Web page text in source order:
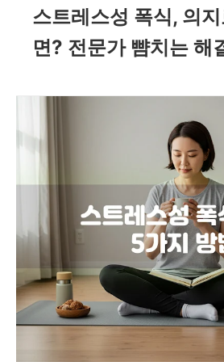
스트레스성 폭식, 의
면? 전문가 뺨치는 해